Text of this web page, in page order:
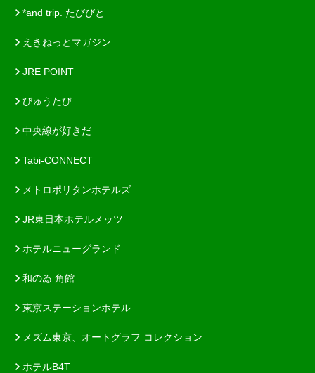
*and trip. たびびと
えきねっとマガジン
JRE POINT
びゅうたび
中央線が好きだ
Tabi-CONNECT
メトロポリタンホテルズ
JR東日本ホテルメッツ
ホテルニューグランド
和のゐ 角館
東京ステーションホテル
メズム東京、オートグラフ コレクション
ホテルB4T